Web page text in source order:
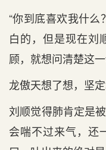
“你到底喜欢我什么
白的，但是现在刘
顾，就想问清楚这
龙傲天想了想，坚
刘顺觉得肺肯定是
会喘不过来气，还